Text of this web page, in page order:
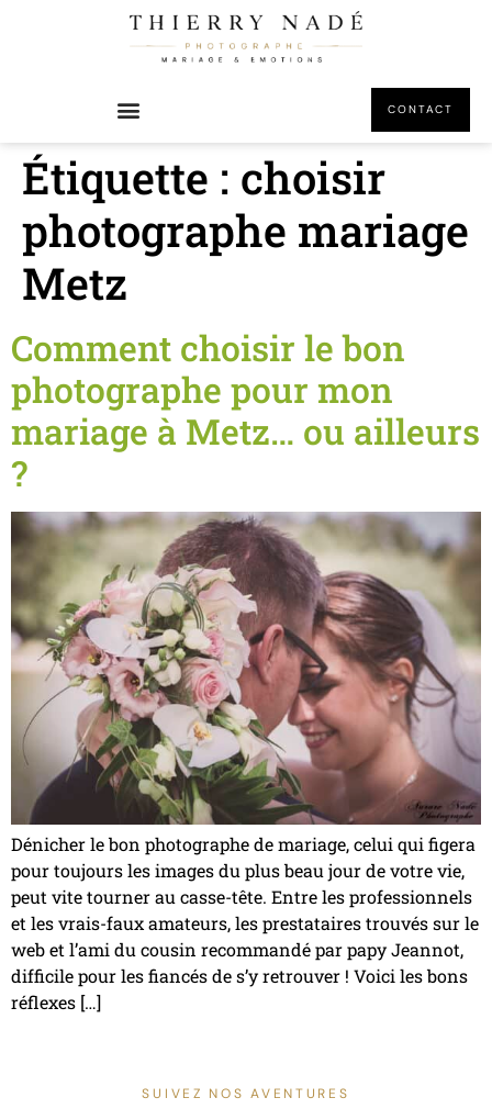
CONTACT
Étiquette : choisir
photographe mariage
Metz
Comment choisir le bon
photographe pour mon
mariage à Metz… ou ailleurs
?
Dénicher le bon photographe de mariage, celui qui figera
pour toujours les images du plus beau jour de votre vie,
peut vite tourner au casse-tête. Entre les professionnels
et les vrais-faux amateurs, les prestataires trouvés sur le
web et l’ami du cousin recommandé par papy Jeannot,
difficile pour les fiancés de s’y retrouver ! Voici les bons
réflexes […]
SUIVEZ NOS AVENTURES